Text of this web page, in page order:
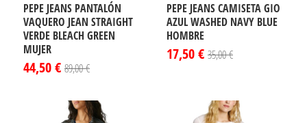
PEPE JEANS PANTALÓN
VAQUERO JEAN STRAIGHT
VERDE BLEACH GREEN
MUJER
44,50 € 89,00 €
PEPE JEANS CAMISETA GIO
AZUL WASHED NAVY BLUE
HOMBRE
17,50 € 35,00 €